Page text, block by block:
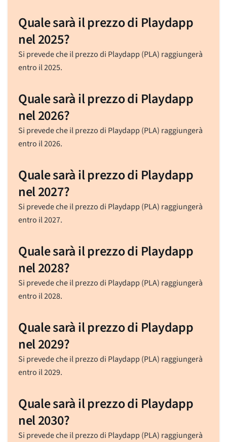
Quale sarà il prezzo di Playdapp
nel 2025?
Si prevede che il prezzo di Playdapp (PLA) raggiungerà
entro il 2025.
Quale sarà il prezzo di Playdapp
nel 2026?
Si prevede che il prezzo di Playdapp (PLA) raggiungerà
entro il 2026.
Quale sarà il prezzo di Playdapp
nel 2027?
Si prevede che il prezzo di Playdapp (PLA) raggiungerà
entro il 2027.
Quale sarà il prezzo di Playdapp
nel 2028?
Si prevede che il prezzo di Playdapp (PLA) raggiungerà
entro il 2028.
Quale sarà il prezzo di Playdapp
nel 2029?
Si prevede che il prezzo di Playdapp (PLA) raggiungerà
entro il 2029.
Quale sarà il prezzo di Playdapp
nel 2030?
Si prevede che il prezzo di Playdapp (PLA) raggiungerà